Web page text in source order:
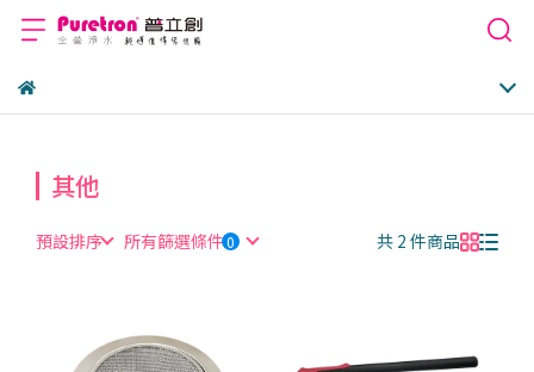
其他
預設排序 所有篩選條件 共 2 件商品